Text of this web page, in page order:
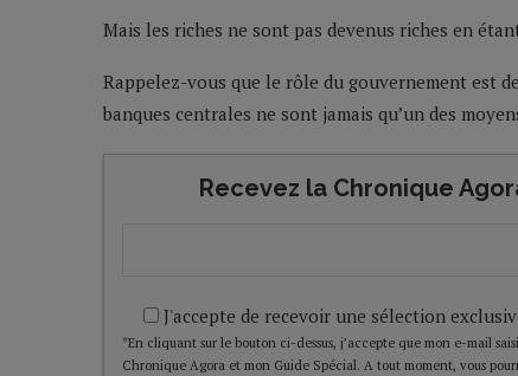
Mais les riches ne sont pas devenus riches en
Rappelez-vous que le rôle du gouvernement est
banques centrales ne sont jamais qu’un des
Recevez la Chronique
J'accepte de recevoir une sélection
*En cliquant sur le bouton ci-dessus, j’accepte que mon e-mail
Chronique Agora et mon Guide Spécial. A tout moment, vous